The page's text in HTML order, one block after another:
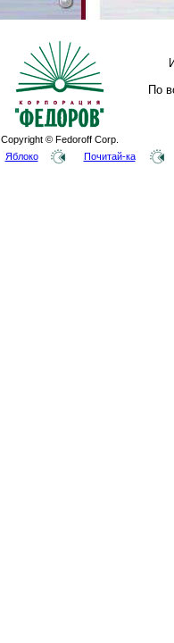
Copyright © Fedoroff Corp.
По
Яблоко Почитай-ка